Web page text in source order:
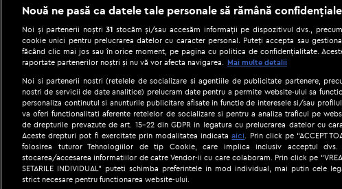
Gestionați preferințele|Termeni și
Nouă ne pasă ca datele tale personale să rămână confidențiale
Noi și partenerii noștri31 stocăm și/sau accesăm informații pe dispozitivul dvs.,
cookie unici pentru prelucrarea datelor cu caracter personal. Puteți accepta sau
făcând clic mai jos sau în orice moment, pe pagina cu politica de confidențialitate.
raportate partenerilor noștri și nu vă vor afecta navigarea.
Mai multe detalii
Noi si partenerii nostri (retelele de socializare si agentiile de publicitate partenere,
nostri de servicii de date analitice) prelucram date pentru a permite website-ului sa
personaliza continutul si anunturile publicitare afisate in functie de interesele si/sau
va oferi functionalitati aferente retelelor de socializare si pentru a analiza traficul pe
de drepturile prevazute de art. 15-22 din GDPR in legatura cu prelucrarea datelor cu
Aceste drepturi pot fi exercitate prin modalitatea indicataaici. Prin click pe “ACCEPT
folosirea tuturor Tehnologiilor de tip Cookie, care implica inclusiv acceptul
stocarea/accesarea informatiilor de catre Vendor-ii cu care colaboram. Prin click pe
SETARILE INDIVIDUAL” puteti schimba preferintele in mod individual, mai putin cele
strict necesare pentru functionarea website-ului.